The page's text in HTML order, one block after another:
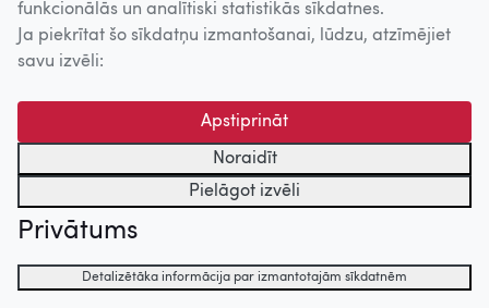
funkcionālās un analītiski statistikās sīkdatnes.
Ja piekrītat šo sīkdatņu izmantošanai, lūdzu, atzīmējiet
savu izvēli:
Apstiprināt
Noraidīt
Pielāgot izvēli
Privātums
Detalizētāka informācija par izmantotajām sīkdatnēm